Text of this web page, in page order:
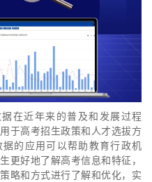
在近年来的普及和发展过程
于高考招生政策和人才选拔方
据的应用可以帮助教育行政机
更好地了解高考信息和特征，
略和方式进行了解和优化，实